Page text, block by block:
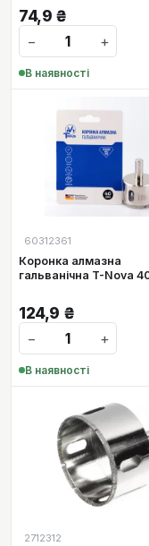
74,9 ₴
−
+
В наявності
60312361
Коронка алмазна
гальванічна T-Nova
124,9 ₴
−
+
В наявності
2712312